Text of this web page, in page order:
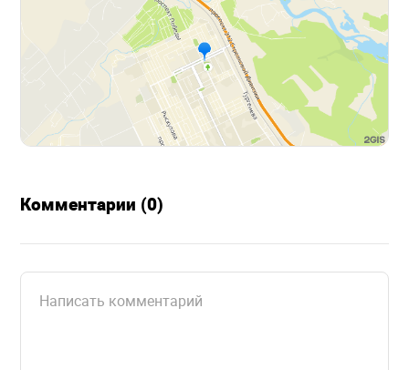
Комментарии (0)